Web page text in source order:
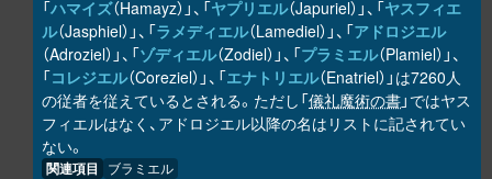
「ハマイズ（Hamayz）」、「ヤプリエル（Japuriel）」、「ヤスフィエ
ル（Jasphiel）」、「ラメディエル（Lamediel）」、「アドロジエル
（Adroziel）」、「ゾディエル（Zodiel）」、「プラミエル（Plamiel）」、
「コレジエル（Coreziel）」、「エナトリエル（Enatriel）」は7260人
の従者を従えているとされる。ただし「儀礼魔術の書」ではヤス
フィエルはなく、アドロジエル以降の名はリストに記されてい
ない。
関連項目 ブラミエル